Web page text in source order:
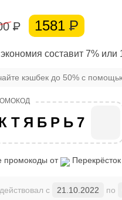
Р 1581 Р
составит 7% или
кэшбек до 50% с
промокоды от Перекрёсток
с 21.10.2022 по